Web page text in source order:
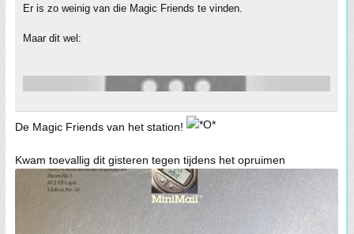
Er is zo weinig van die Magic Friends te vinden.
Maar dit wel:
De Magic Friends van het station!
Kwam toevallig dit gisteren tegen tijdens het opruimen